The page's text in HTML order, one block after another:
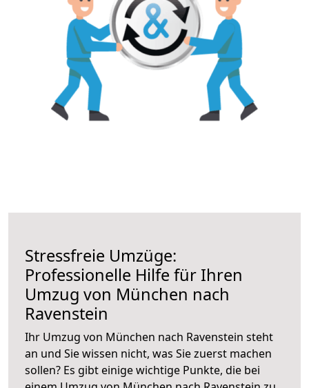
Stressfreie Umzüge:
Professionelle Hilfe für Ihren
Umzug von München nach
Ravenstein
Ihr Umzug von München nach Ravenstein steht
an und Sie wissen nicht, was Sie zuerst machen
sollen? Es gibt einige wichtige Punkte, die bei